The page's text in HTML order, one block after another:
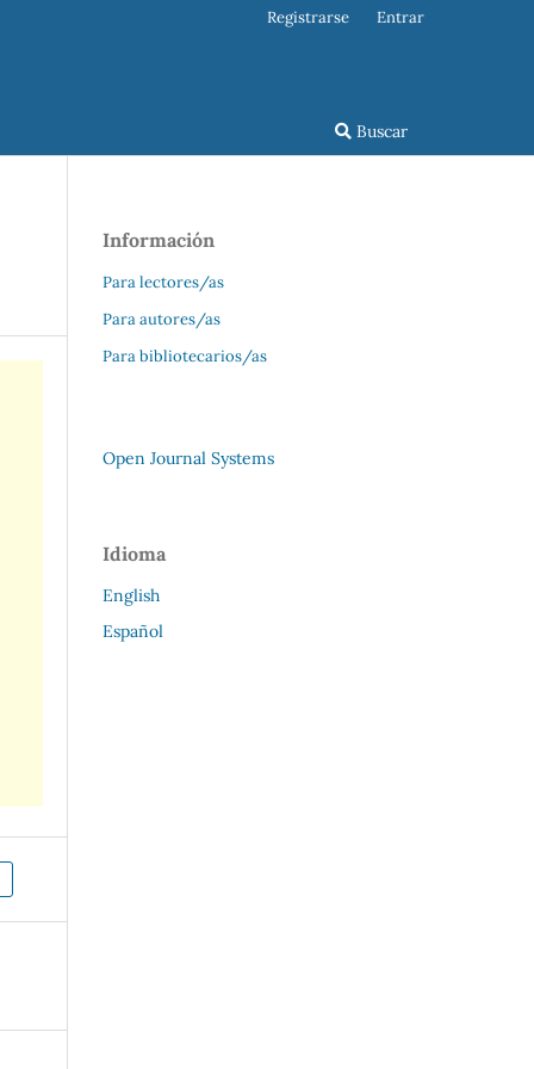
Buscar
Registrarse Entrar
Información
Para lectores/as
Para autores/as
Para bibliotecarios/as
Open Journal Systems
Idioma
English
Español